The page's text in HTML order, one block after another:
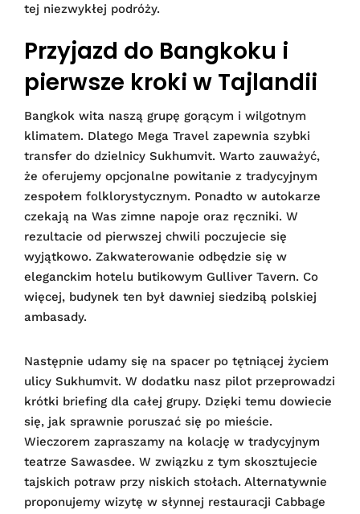
tej niezwykłej podróży.
Przyjazd do Bangkoku i
pierwsze kroki w Tajlandii
Bangkok wita naszą grupę gorącym i wilgotnym
klimatem. Dlatego Mega Travel zapewnia szybki
transfer do dzielnicy Sukhumvit. Warto zauważyć,
że oferujemy opcjonalne powitanie z tradycyjnym
zespołem folklorystycznym. Ponadto w autokarze
czekają na Was zimne napoje oraz ręczniki. W
rezultacie od pierwszej chwili poczujecie się
wyjątkowo. Zakwaterowanie odbędzie się w
eleganckim hotelu butikowym Gulliver Tavern. Co
więcej, budynek ten był dawniej siedzibą polskiej
ambasady.
Następnie udamy się na spacer po tętniącej życiem
ulicy Sukhumvit. W dodatku nasz pilot przeprowadzi
krótki briefing dla całej grupy. Dzięki temu dowiecie
się, jak sprawnie poruszać się po mieście.
Wieczorem zapraszamy na kolację w tradycyjnym
teatrze Sawasdee. W związku z tym skosztujecie
tajskich potraw przy niskich stołach. Alternatywnie
proponujemy wizytę w słynnej restauracji Cabbage